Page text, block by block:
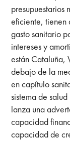
presupuestarios
eficiente, tienen
gasto sanitario
intereses y
están Cataluña,
debajo de la
en capítulo
sistema de
lanza una
capacidad
capacidad de